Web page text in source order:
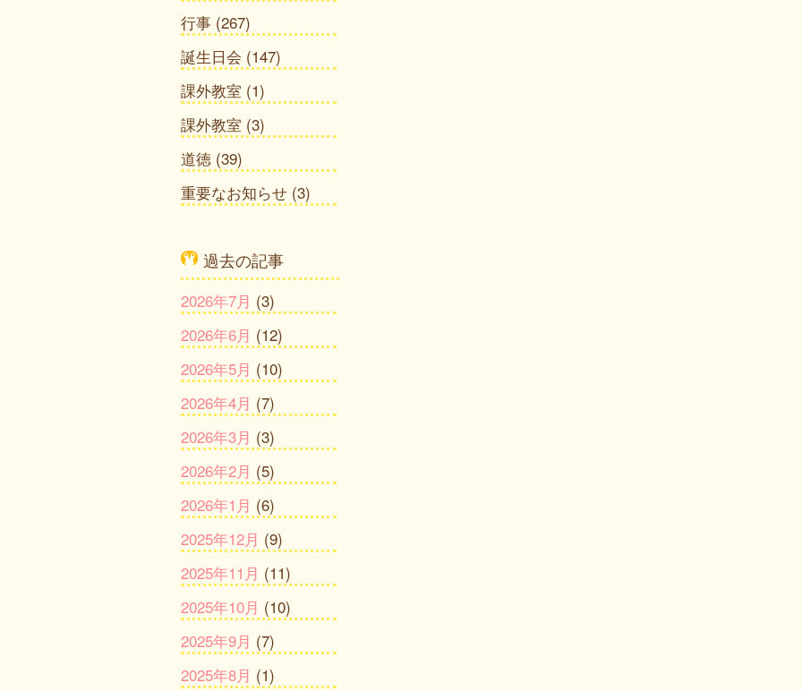
行事 (267)
誕生日会 (147)
課外教室 (1)
課外教室 (3)
道徳 (39)
重要なお知らせ (3)
過去の記事
2026年7月 (3)
2026年6月 (12)
2026年5月 (10)
2026年4月 (7)
2026年3月 (3)
2026年2月 (5)
2026年1月 (6)
2025年12月 (9)
2025年11月 (11)
2025年10月 (10)
2025年9月 (7)
2025年8月 (1)